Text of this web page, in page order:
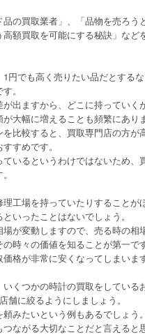
の買取業者」、「品物を売ろう
額買取を可能にする秘訣」など
円でも高く売りたい品だとする
。
出ますから、どこに持っていく
大幅に増えることも頻繁にありま
比較すると、買取専門店の方が
すめです。
いるというわけではないため、
工場を持っていたりすることが
いったことはないでしょう。
が変動しますので、売る時の相
時々の価値を知ることが第一です
格が非常に安くなってしまいま
くつかの時計の買取をしている
に絞るようにしましょう。
みたいという例もあるでしょう
ながる大切なことだと言えると